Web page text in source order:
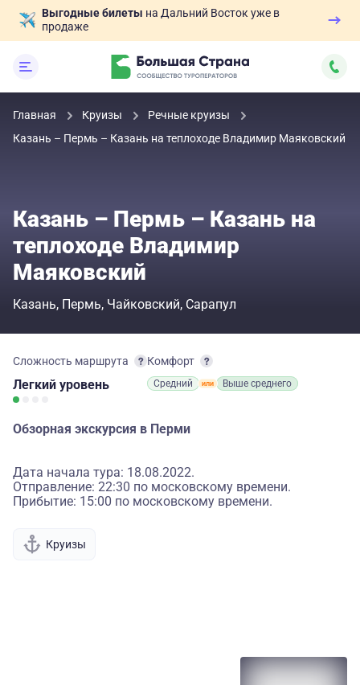
Выгодные билеты на Дальний Восток уже в
продаже
Главная Круизы
Речные круизы
Казань – Пермь – Казань на теплоходе Владимир Маяковский
Казань – Пермь – Казань на
теплоходе Владимир
Маяковский
Казань Пермь Чайковский Сарапул
Сложность маршрута
Легкий уровень
Комфорт
Средний Выше среднего
Обзорная экскурсия в Перми
Дата начала тура: 18.08.2022.
Отправление: 22:30 по московскому времени.
Прибытие: 15:00 по московскому времени.
Круизы